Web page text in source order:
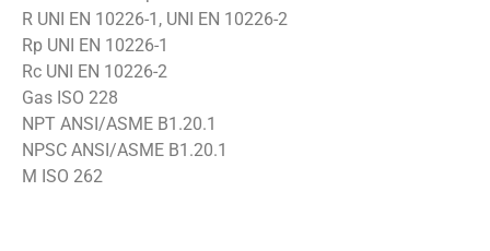
R UNI EN 10226-1, UNI EN 10226-2
Rp UNI EN 10226-1
Rc UNI EN 10226-2
Gas ISO 228
NPT ANSI/ASME B1.20.1
NPSC ANSI/ASME B1.20.1
M ISO 262